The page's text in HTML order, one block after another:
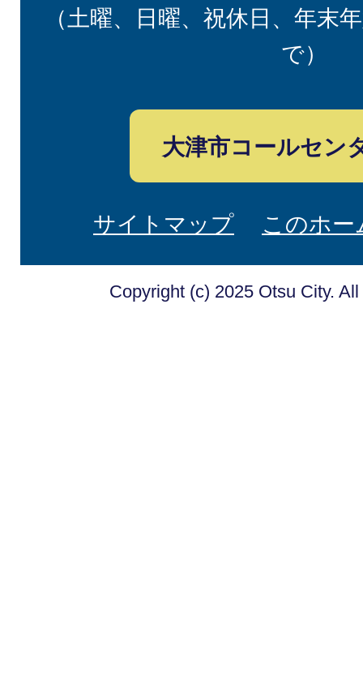
（土曜、日曜、祝休日、年末
で）
大津市コールセン
サイトマップ このホ
Copyright (c) 2025 Otsu City.